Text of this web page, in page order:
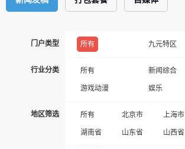
门户类型 所有 九元特区
行业分类 所有 新闻综合
游戏动漫 娱乐
地区筛选 所有 北京市 上海市
湖南省 山东省 山西省